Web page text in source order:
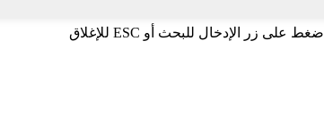
اضغط على زر الإدخال للبحث أو ESC للإغلاق